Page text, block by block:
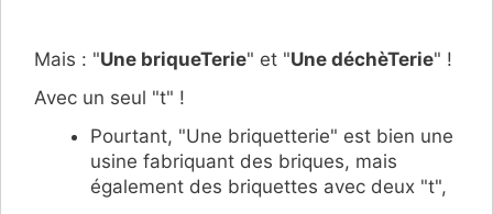
Mais : "Une briqueTerie" et "Une déchèTerie" !
Avec un seul "t" !
Pourtant, "Une briquetterie" est bien une
usine fabriquant des briques, mais
également des briquettes avec deux "t",